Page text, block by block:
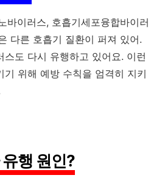
바이러스, 호흡기세포융합바이러
다른 호흡기 질환이 퍼져 있어.
스도 다시 유행하고 있어요. 이런
기 위해 예방 수칙을 엄격히 지키
행 원인?